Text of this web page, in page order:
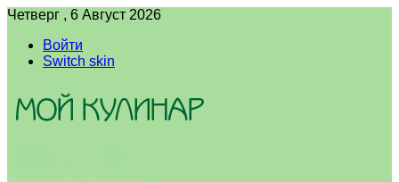
Четверг , 6 Август 2026
Войти
Switch skin